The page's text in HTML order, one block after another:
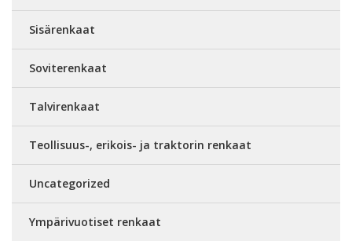
Sisärenkaat
Soviterenkaat
Talvirenkaat
Teollisuus-, erikois- ja traktorin renkaat
Uncategorized
Ympärivuotiset renkaat